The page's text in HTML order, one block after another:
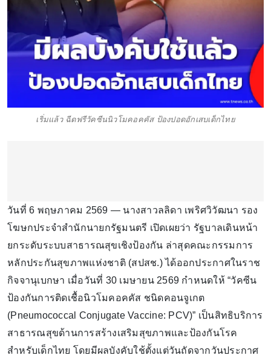
เริ่มแล้ว ฉีดฟรีวัคซีนนิวโมคอคคัส ป้องปอดอักเสบเด็กไทย
วันที่ 6 พฤษภาคม 2569 — นางสาวลลิดา เพริศวิวัฒนา รอง
โฆษกประจำสำนักนายกรัฐมนตรี เปิดเผยว่า รัฐบาลเดินหน้า
ยกระดับระบบสาธารณสุขเชิงป้องกัน ล่าสุดคณะกรรมการ
หลักประกันสุขภาพแห่งชาติ (สปสช.) ได้ออกประกาศในราช
กิจจานุเบกษา เมื่อวันที่ 30 เมษายน 2569 กำหนดให้ “วัคซีน
ป้องกันการติดเชื้อนิวโมคอคคัส ชนิดคอนจูเกต
(Pneumococcal Conjugate Vaccine: PCV)” เป็นสิทธิบริการ
สาธารณสุขด้านการสร้างเสริมสุขภาพและป้องกันโรค
สำหรับเด็กไทย โดยมีผลบังคับใช้ตั้งแต่วันถัดจากวันประกาศ